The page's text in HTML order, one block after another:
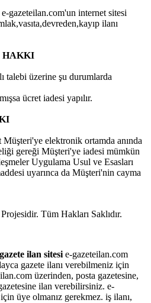
gazeteilan.com'un internet sitesi
ilanı
HAKKI
talebi üzerine şu durumlarda
ücret iadesi yapılır.
elektronik ortamda anında
gereği Müşteri'ye iadesi mümkün
Uygulama Usul ve Esasları
uyarınca da Müşteri'nin cayma
Projesidir. Tüm Hakları Saklıdır.
ilan sitesi e-gazeteilan.com
gazete ilanı verebilmeniz için
üzerinden, posta gazetesine,
ilan verebilirsiniz. e-
üye olmanız gerekmez. iş ilanı,